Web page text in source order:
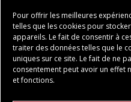
Pour offrir les meilleures
telles que les cookies pour
appareils. Le fait de consentir à
traiter des données telles que le
uniques sur ce site. Le fait de ne
consentement peut avoir un effet
et fonctions.
NOISETTE
12,50€